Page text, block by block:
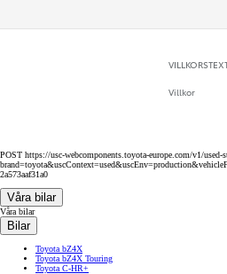
Villkor
POST https://usc-webcomponents.toyota-europe.com/v1/used-
2a573aaf31a0
Våra bilar
Våra bilar
Bilar
Toyota bZ4X
Toyota bZ4X Touring
Toyota C-HR+